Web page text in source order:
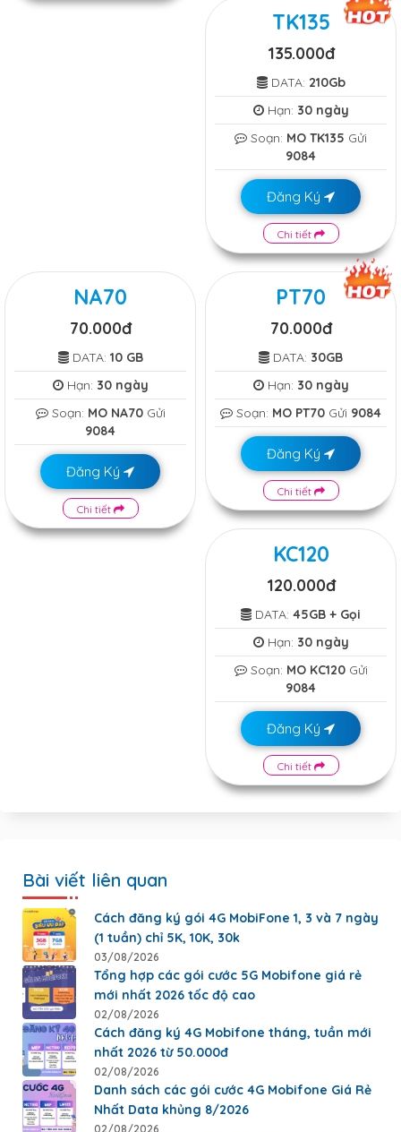
TK135
135.000đ
DATA: 210Gb
Hạn: 30 ngày
Soạn: MO TK135 Gửi
9084
Đăng Ký
Chi tiết
NA70
70.000đ
DATA: 10 GB
Hạn: 30 ngày
Soạn: MO NA70Gửi
9084
Đăng Ký
Chi tiết
PT70
70.000đ
DATA: 30GB
Hạn: 30 ngày
Soạn: MO PT70 Gửi 9084
Đăng Ký
Chi tiết
KC120
120.000đ
DATA: 45GB + Gọi
Hạn: 30 ngày
Soạn: MO KC120Gửi
9084
Đăng Ký
Chi tiết
Bài viết liên quan
Cách đăng ký gói 4G MobiFone 1, 3 và 7 ngày
(1 tuần) chỉ 5K, 10K, 30k
03/08/2026
Tổng hợp các gói cước 5G Mobifone giá rẻ
mới nhất 2026 tốc độ cao
02/08/2026
Cách đăng ký 4G Mobifone tháng, tuần mới
nhất 2026 từ 50.000đ
02/08/2026
Danh sách các gói cước 4G Mobifone Giá Rẻ
Nhất Data khủng 8/2026
02/08/2026